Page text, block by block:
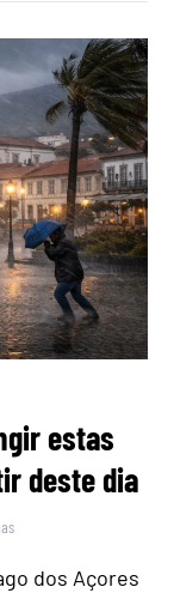
estas
deste dia
dos Açores